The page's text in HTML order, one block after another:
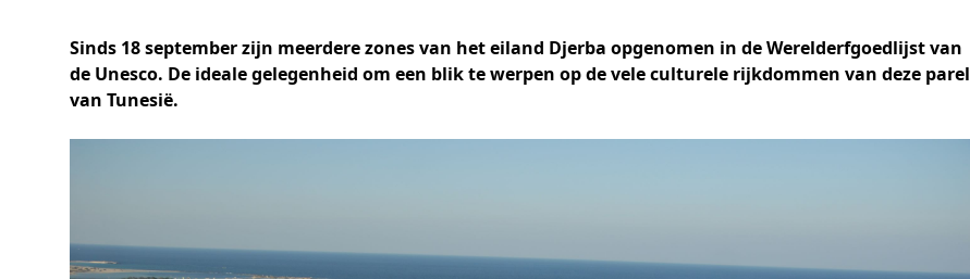
Sinds 18 september zijn meerdere zones van het eiland Djerba opgenomen in de Werelderfgoedlijst van
de Unesco. De ideale gelegenheid om een blik te werpen op de vele culturele rijkdommen van deze parel
van Tunesië.